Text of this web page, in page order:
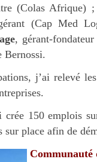
(Colas Afrique)
(Cap Med
, gérant-
Bernossi.
j’ai relevé
crée 150 emplois
sur place afin de
Communauté